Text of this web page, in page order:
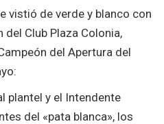
vistió de verde y blanco con
Club Plaza Colonia,
del Apertura del
plantel y el Intendente
del «pata blanca», los